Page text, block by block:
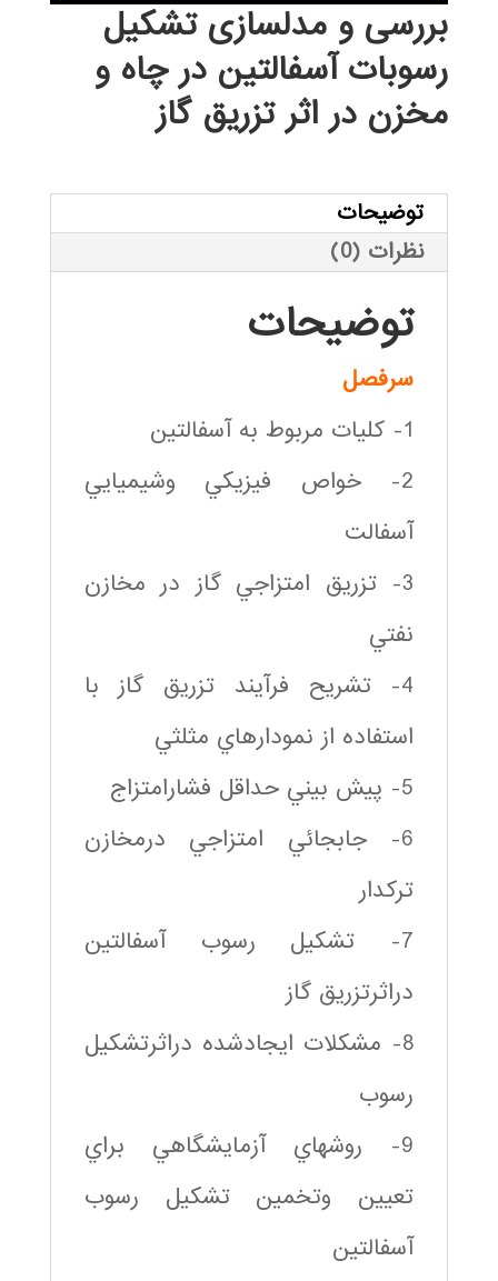
بررسی و مدلسازی تشكيل
رسوبات آسفالتين در چاه و
مخزن در اثر تزريق گاز
توضیحات
نظرات (0)
توضیحات
سرفصل
1- كليات مربوط به آسفالتين
2- خواص فيزيكي وشيميايي
آسفالت
3- تزريق امتزاجي گاز در مخازن
نفتي
4- تشريح فرآيند تزريق گاز با
استفاده از نمودارهاي مثلثي
5- پيش بيني حداقل فشارامتزاج
6- جابجائي امتزاجي درمخازن
تركدار
7- تشكيل رسوب آسفالتين
دراثرتزريق گاز
8- مشكلات ايجادشده دراثرتشكيل
رسوب
9- روشهاي آزمايشگاهي براي
تعيين وتخمين تشكيل رسوب
آسفالتين